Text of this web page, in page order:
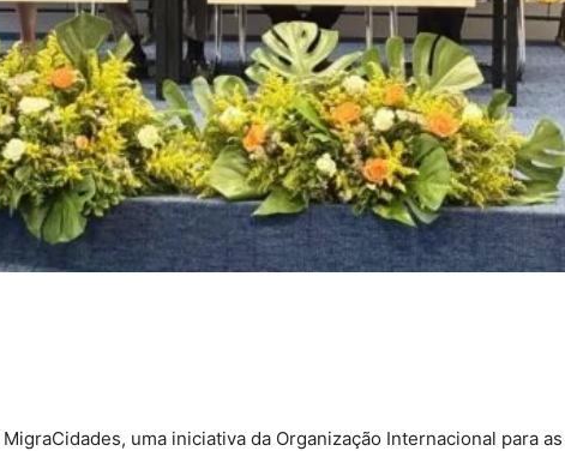
uma iniciativa da Organização Internacional para as